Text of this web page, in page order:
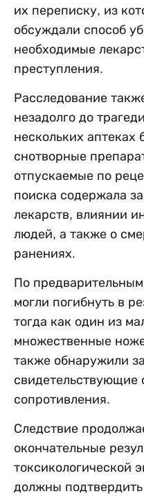
их переписку, из
обсуждали способ
необходимые
преступления.
Расследование
незадолго до
нескольких аптеках
снотворные
отпускаемые по
поиска содержала
лекарств, влиянии
людей, а также о
ранениях.
По
могли погибнуть в
тогда как один из
множественные
также обнаружили
свидетельствующие
сопротивления.
Следствие
окончательные
токсикологической
должны